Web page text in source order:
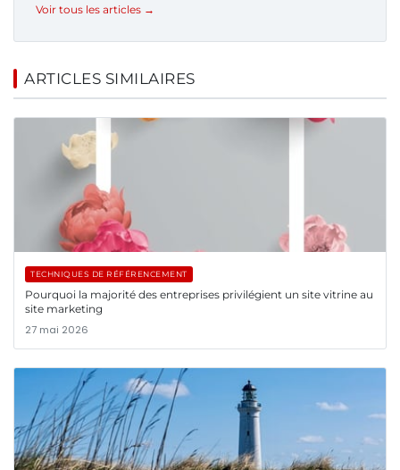
Voir tous les articles →
ARTICLES SIMILAIRES
TECHNIQUES DE RÉFÉRENCEMENT
Pourquoi la majorité des entreprises privilégient un site vitrine au
site marketing
27 mai 2026